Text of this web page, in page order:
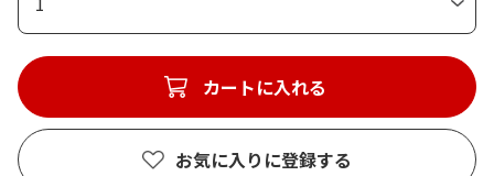
カートに入れる
お気に入りに登録する